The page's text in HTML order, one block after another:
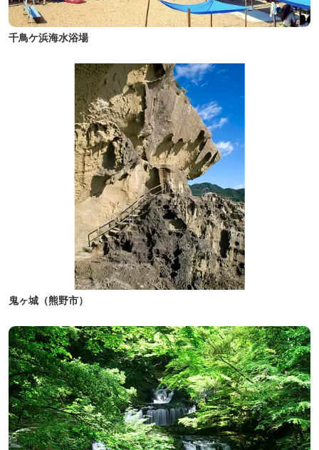
千鳥ケ浜海水浴場
鬼ヶ城（熊野市）